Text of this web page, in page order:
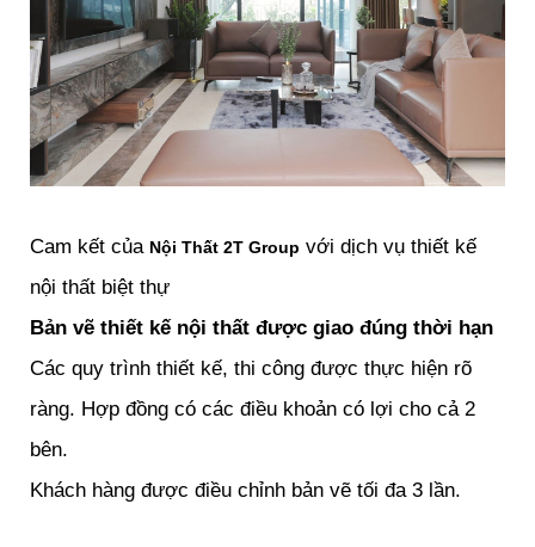
Cam kết của Nội Thất 2T Group với dịch vụ thiết kế
nội thất biệt thự
Bản vẽ thiết kế nội thất được giao đúng thời hạn
Các quy trình thiết kế, thi công được thực hiện rõ
ràng. Hợp đồng có các điều khoản có lợi cho cả 2
bên.
Khách hàng được điều chỉnh bản vẽ tối đa 3 lần.